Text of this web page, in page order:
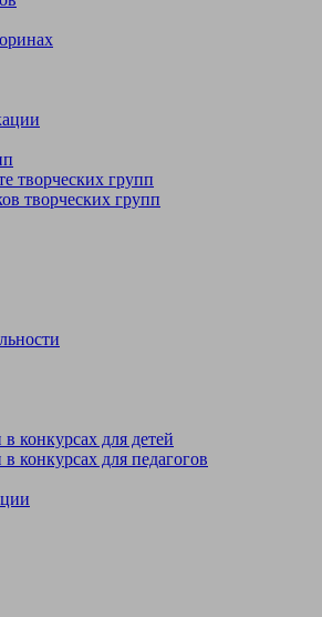
творческих групп
творческих групп
конкурсах для детей
конкурсах для педагогов